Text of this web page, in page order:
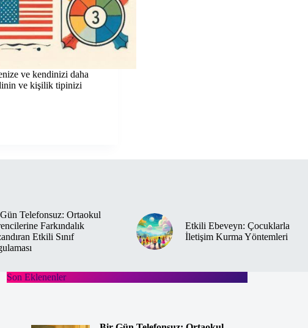
ve kendinizi daha
ve kişilik tipinizi
Telefonsuz: Ortaokul
Farkındalık
Etkili Sınıf
Etkili Ebeveyn: Çocuklarla
İletişim Kurma Yöntemleri
Son Eklenenler